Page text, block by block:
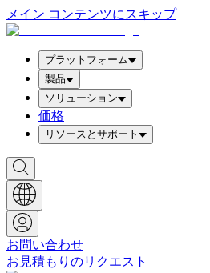
メイン コンテンツにスキップ
プラットフォーム
製品
ソリューション
価格
リソースとサポート
検
索
ボ
ッ
ク
ス
を
表
お問い合わせ
お見積もりのリクエスト